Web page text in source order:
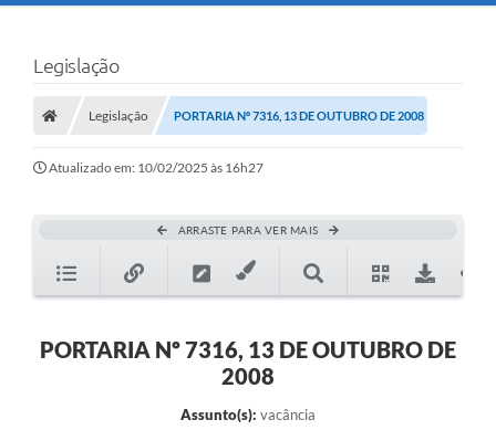
Legislação
Legislação PORTARIA Nº 7316, 13 DE OUTUBRO DE 2008
Atualizado em: 10/02/2025 às 16h27
ARRASTE PARA VER MAIS
PORTARIA Nº 7316, 13 DE OUTUBRO DE
2008
Assunto(s): vacância